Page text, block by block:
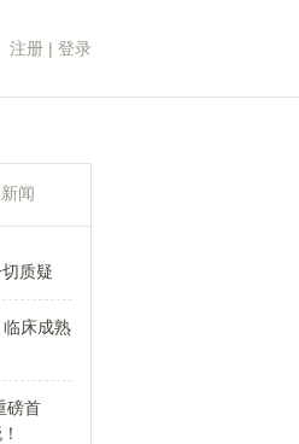
注册 | 登录
闻
质疑
床成熟
磅首